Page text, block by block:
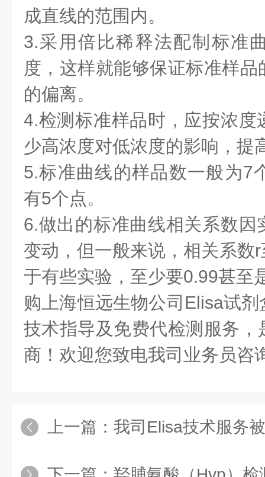
成直线的范围内。
3.采用倍比稀释法配制标准
度，这样就能够保证标准样
的偏离。
4.检测标准样品时，应按浓度
少高浓度对低浓度的影响，提
5.标准曲线的样品数一般为7
有5个点。
6.做出的标准曲线相关系数因
变动，但一般来说，相关系数
于有些实验，至少要0.99甚至
购上海恒远生物公司Elisa试
技术指导及免费代检测服务
商！欢迎您致电我司业务员咨
上一篇： 我司Elisa技术服务